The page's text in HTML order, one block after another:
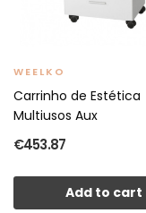
WEELKO
Carrinho de Estética
Multiusos Aux
€453.87
Add to cart